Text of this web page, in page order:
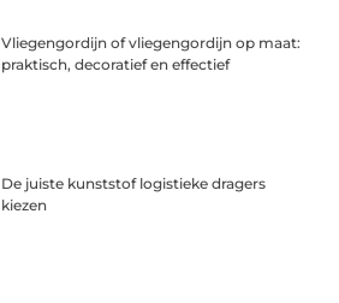
Vliegengordijn of vliegengordijn op maat:
praktisch, decoratief en effectief
De juiste kunststof logistieke dragers
kiezen